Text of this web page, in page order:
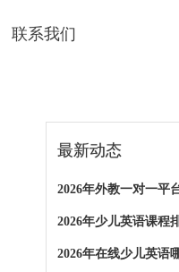
联系我们
最新动态
2026年外教一对一平
2026年少儿英语课程
2026年在线少儿英语